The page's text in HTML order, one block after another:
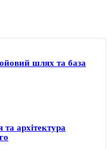
шлях та база
та архітектура